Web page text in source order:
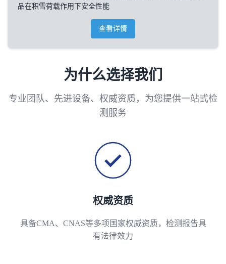
品在积雪荷载作用下安全性能
查看详情
为什么选择我们
专业团队、先进设备、权威资质，为您提供一站式检
测服务
权威资质
具备CMA、CNAS等多项国家权威资质，检测报告具
有法律效力